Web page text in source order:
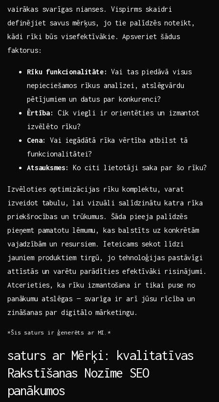
vairākas svarīgas nianses. Vispirms skaidri⁢
definējiet savus mērķus, jo tie palīdzēs noteikt,
kādi ‍rīki būs visefektīvākie. ⁢Apsveriet šādus
faktorus:
Rīku funkcionalitāte: Vai tas piedāvā visus⁢
nepieciešamos rīkus ​analīzei, atslēgvārdu
pētījumiem⁤ un datus​ par konkurenci?
Ērtība:
Cik viegli ir orientēties un izmantot
izvēlēto rīku?
Cena:
Vai iegādātā rīka⁢ vērtība atbilst tā
funkcionalitātei?
Atsauksmes:
Ko ​citi lietotāji⁤ saka par šo rīku?
Izvēloties​ optimizācijas rīku komplektu, varat
izveidot tabulu, ⁤lai vizuāli salīdzinātu ‍katra rīka
priekšrocības un⁢ trūkumus. Šāda pieeja⁤ palīdzēs
pieņemt pamatotu lēmumu, kas⁣ balstīts uz konkrētām‌
vajadzībām un‍ resursiem.​ Ieteicams sekot ‍līdzi‍
jauniem produktiem tirgū, jo tehnoloģijas pastāvīgi
attīstās un varētu parādīties efektīvāki risinājumi.
Atcerieties, ka ⁣rīku izmantošana⁤ ir tikai puse no
panākumu⁣ atslēgas — svarīga ir arī jūsu rīcība un ​
zināšanas par digitālo mārketingu.
*Šis saturs ⁤ir ģenerēts ar​ MI.*
saturs ar Mērķi: kvalitatīvas‌
Rakstīšanas​ Nozīme SEO
panākumos